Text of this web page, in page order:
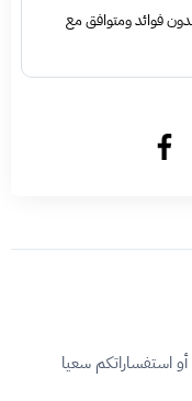
فوائد ومتوافق مع
استفساراتكم سعيا